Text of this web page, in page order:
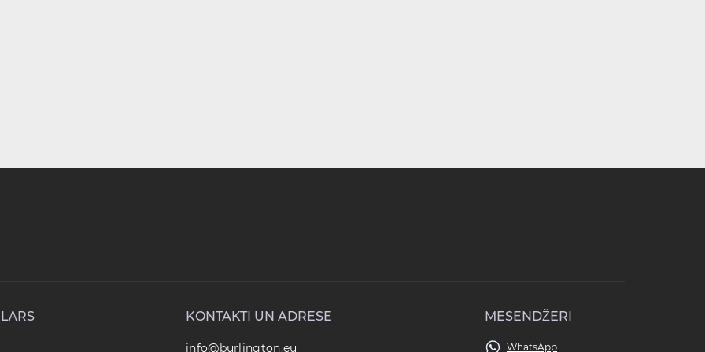
KONTAKTI UN ADRESE
info@burlington.eu
MESENDŽERI
WhatsApp